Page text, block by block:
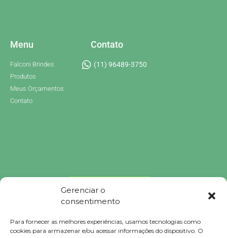
Gerenciar o
consentimento
Para fornecer as melhores experiências, usamos tecnologias como
cookies para armazenar e/ou acessar informações do dispositivo. O
Menu
Falconi Brindes
Produtos
Meus Orçamentos
Contato
Contato
(11) 96489-3750
Brindes Personalizados
Brindes Personalizados SP